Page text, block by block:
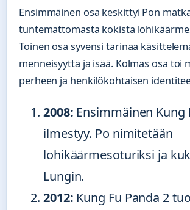
Ensimmäinen osa keskittyi Pon
tuntemattomasta kokista
Toinen osa syvensi tarinaa
menneisyyttä ja isää. Kolmas osa toi
perheen ja henkilökohtaisen
2008: Ensimmäinen Kung
ilmestyy. Po nimitetään
lohikäärmesoturiksi ja
Lungin.
2012: Kung Fu Panda 2